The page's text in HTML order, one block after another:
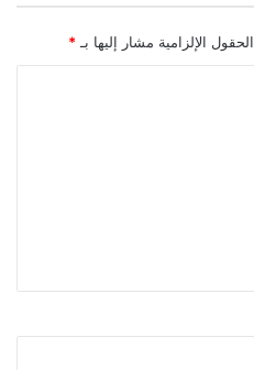
الحقول الإلزامية مشار إليها بـ *